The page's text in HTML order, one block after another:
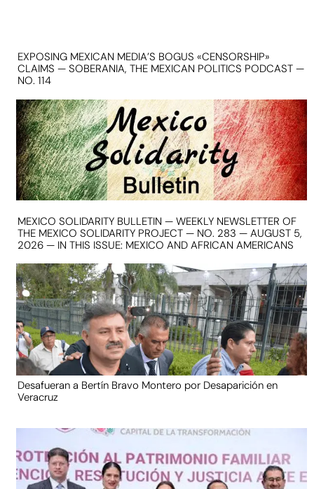
EXPOSING MEXICAN MEDIA’S BOGUS «CENSORSHIP»
CLAIMS — SOBERANIA, THE MEXICAN POLITICS PODCAST —
NO. 114
MEXICO SOLIDARITY BULLETIN — WEEKLY NEWSLETTER OF
THE MEXICO SOLIDARITY PROJECT — NO. 283 — AUGUST 5,
2026 — IN THIS ISSUE: MEXICO AND AFRICAN AMERICANS
Desafueran a Bertín Bravo Montero por Desaparición en
Veracruz